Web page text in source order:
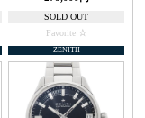
SOLD OUT
Favorite
ZENITH